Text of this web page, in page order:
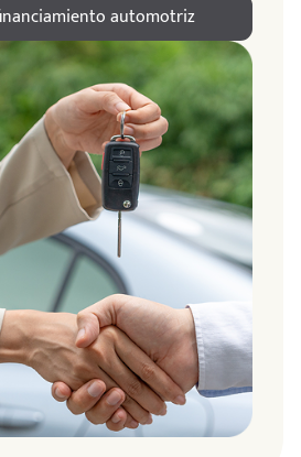
automotriz